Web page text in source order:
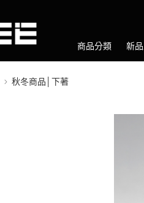
商品分類 新
秋冬商品│下著